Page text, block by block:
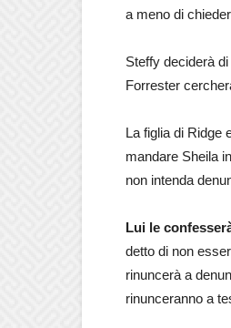
a meno di
Steffy deciderà
Forrester
La figlia di Ridge
mandare Sheila
non intenda
Lui le
detto di non
rinuncerà a
rinunceranno a